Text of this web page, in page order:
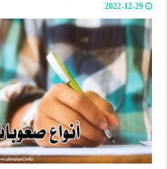
2022-12-29